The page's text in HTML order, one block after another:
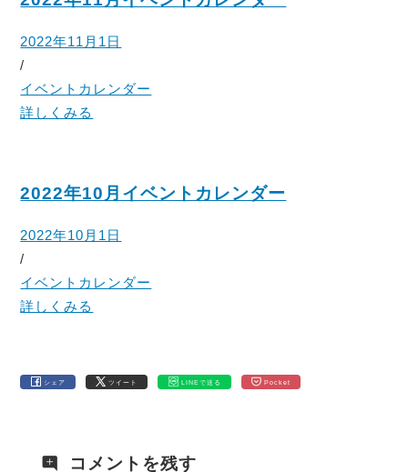
2022年11月1日
/
イベントカレンダー
詳しくみる
2022年10月イベントカレンダー
2022年10月1日
/
イベントカレンダー
詳しくみる
シェア ツイート LINEで送る Pocket
コメントを残す